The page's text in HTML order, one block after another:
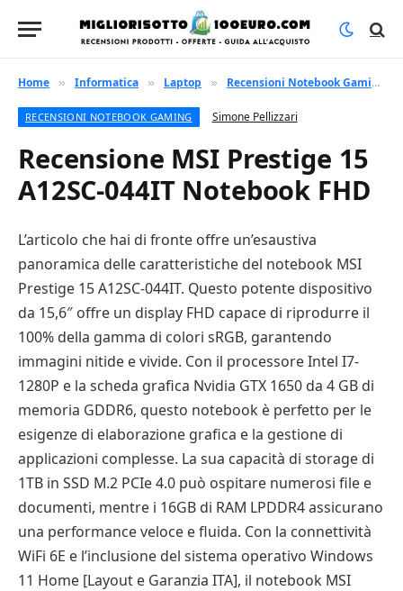
Home » Informatica » Laptop » Recensioni Notebook Gaming
RECENSIONI NOTEBOOK GAMING Simone Pellizzari
Recensione MSI Prestige 15
A12SC-044IT Notebook FHD
L’articolo che hai di fronte offre un’esaustiva
panoramica delle caratteristiche del notebook MSI
Prestige 15 A12SC-044IT. Questo potente dispositivo
da 15,6″ offre un display FHD capace di riprodurre il
100% della gamma di colori sRGB, garantendo
immagini nitide e vivide. Con il processore Intel I7-
1280P e la scheda grafica Nvidia GTX 1650 da 4 GB di
memoria GDDR6, questo notebook è perfetto per le
esigenze di elaborazione grafica e la gestione di
applicazioni complesse. La sua capacità di storage di
1TB in SSD M.2 PCIe 4.0 può ospitare numerosi file e
documenti, mentre i 16GB di RAM LPDDR4 assicurano
una performance veloce e fluida. Con la connettività
WiFi 6E e l’inclusione del sistema operativo Windows
11 Home [Layout e Garanzia ITA], il notebook MSI